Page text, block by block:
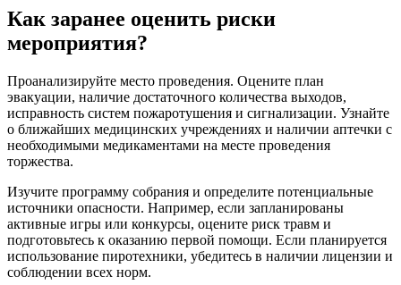
Как заранее оценить риски
мероприятия?
Проанализируйте место проведения. Оцените план
эвакуации, наличие достаточного количества выходов,
исправность систем пожаротушения и сигнализации. Узнайте
о ближайших медицинских учреждениях и наличии аптечки с
необходимыми медикаментами на месте проведения
торжества.
Изучите программу собрания и определите потенциальные
источники опасности. Например, если запланированы
активные игры или конкурсы, оцените риск травм и
подготовьтесь к оказанию первой помощи. Если планируется
использование пиротехники, убедитесь в наличии лицензии и
соблюдении всех норм.